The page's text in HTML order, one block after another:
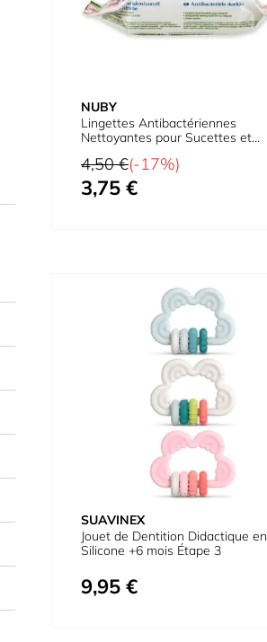
NUBY
Lingettes Antibactériennes
Nettoyantes pour Sucettes et
Prix normal
4,50 €(-17%)
Prix spécial
3,75 €
SUAVINEX
Jouet de Dentition Didactique en
Silicone +6 mois Étape 3
9,95 €